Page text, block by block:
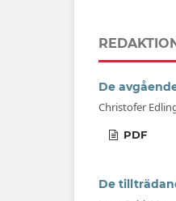
De
Christofer
PDF
De